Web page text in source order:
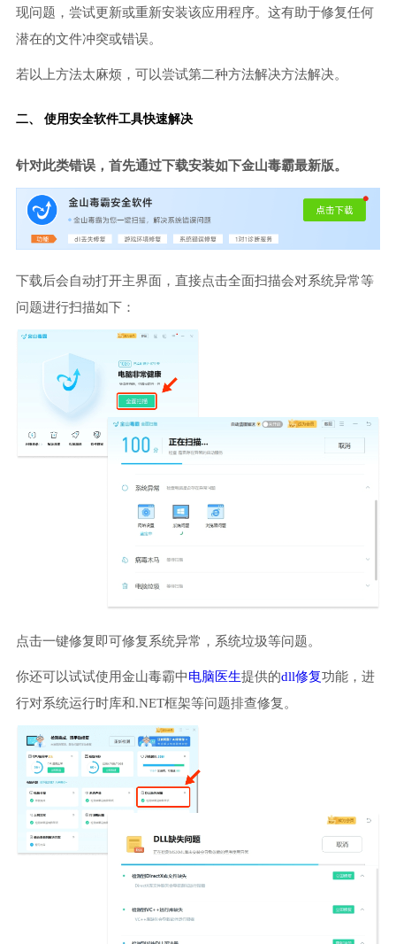
现问题，尝试更新或重新安装该应用程序。这有助于修复任何
潜在的文件冲突或错误。
若以上方法太麻烦，可以尝试第二种方法解决方法解决。
二、 使用安全软件工具快速解决
针对此类错误，首先通过下载安装如下金山毒霸最新版。
下载后会自动打开主界面，直接点击全面扫描会对系统异常等
问题进行扫描如下：
点击一键修复即可修复系统异常，系统垃圾等问题。
你还可以试试使用金山毒霸中电脑医生提供的dll修复功能，进
行对系统运行时库和.NET框架等问题排查修复。